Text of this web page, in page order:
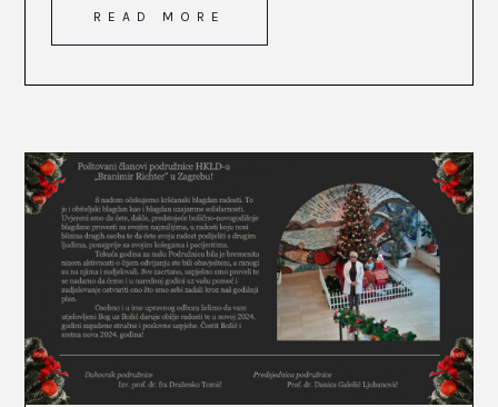
READ MORE